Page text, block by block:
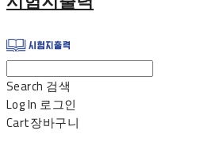
Search 검색
Log In 로그인
Cart장바구니